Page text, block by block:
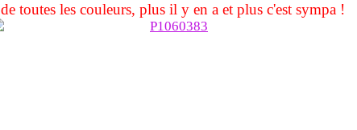
de toutes les couleurs, plus il y en a et plus c'est sympa !